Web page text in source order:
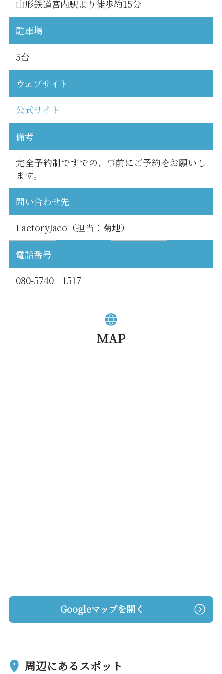
山形鉄道宮内駅より徒歩約15分
駐車場
5台
ウェブサイト
公式サイト
備考
完全予約制ですでの、事前にご予約をお願いし
ます。
問い合わせ先
FactoryJaco（担当：菊地）
電話番号
080-5740－1517
MAP
Googleマップを開く
周辺にあるスポット